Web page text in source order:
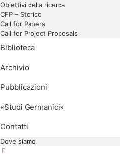
Obiettivi della ricerca
CFP – Storico
Call for Papers
Call for Project Proposals
Biblioteca
Archivio
Pubblicazioni
«Studi Germanici»
Contatti
Dove siamo